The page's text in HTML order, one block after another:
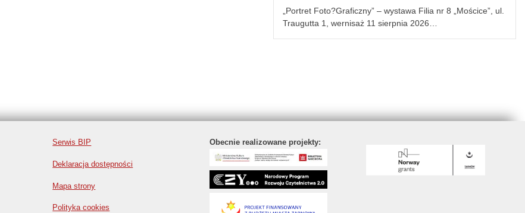
„Portret Foto?Graficzny” – wystawa Filia nr 8 „Mościce”, ul.
Traugutta 1, wernisaż 11 sierpnia 2026…
Serwis BIP
Deklaracja dostępności
Mapa strony
Polityka cookies
Obecnie realizowane projekty: